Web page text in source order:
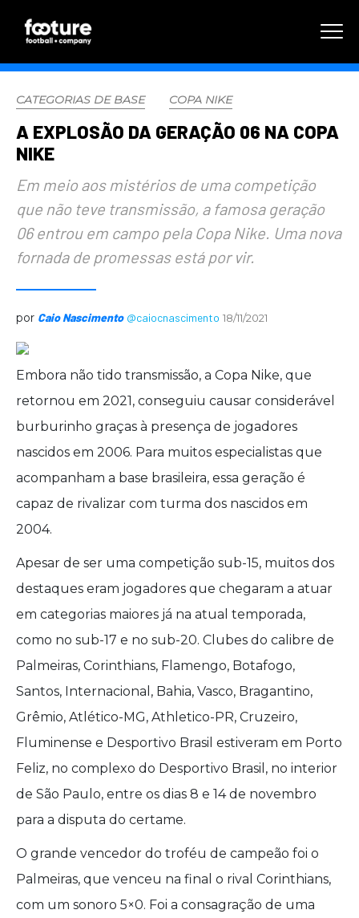
CATEGORIAS DE BASE COPA NIKE
A EXPLOSÃO DA GERAÇÃO 06 NA COPA
NIKE
Em meio aos mistérios de uma competição
que não teve transmissão, a famosa geração
06 entrou em campo pela Copa Nike. Uma nova
fornada de promessas está por vir.
por Caio Nascimento @caiocnascimento 18/11/2021
Embora não tido transmissão, a Copa Nike, que
retornou em 2021, conseguiu causar considerável
burburinho graças à presença de jogadores
nascidos em 2006. Para muitos especialistas que
acompanham a base brasileira, essa geração é
capaz de rivalizar com turma dos nascidos em
2004.
Apesar de ser uma competição sub-15, muitos dos
destaques eram jogadores que chegaram a atuar
em categorias maiores já na atual temporada,
como no sub-17 e no sub-20. Clubes do calibre de
Palmeiras, Corinthians, Flamengo, Botafogo,
Santos, Internacional, Bahia, Vasco, Bragantino,
Grêmio, Atlético-MG, Athletico-PR, Cruzeiro,
Fluminense e Desportivo Brasil estiveram em Porto
Feliz, no complexo do Desportivo Brasil, no interior
de São Paulo, entre os dias 8 e 14 de novembro
para a disputa do certame.
O grande vencedor do troféu de campeão foi o
Palmeiras, que venceu na final o rival Corinthians,
com um sonoro 5×0. Foi a consagração de uma